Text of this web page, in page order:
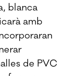
blanca
amb
de PVC